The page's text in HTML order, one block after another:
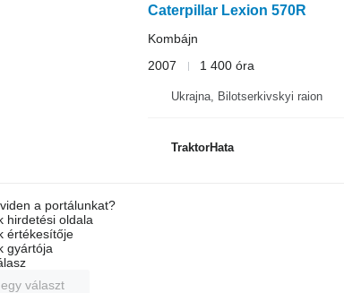
Caterpillar Lexion 570R
Kombájn
2007
1 400 óra
Ukrajna, Bilotserkivskyi raion
TraktorHata
a portálunkat?
hirdetési oldala
értékesítője
gyártója
választ